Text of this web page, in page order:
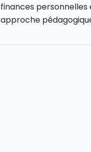
finances
approche